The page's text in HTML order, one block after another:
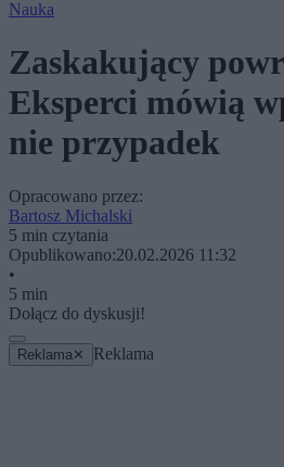
Nauka
Zaskakujący
Eksperci mówią
nie przypadek
Opracowano przez:
Bartosz Michalski
5 min czytania
Opublikowano:20.02.2026 11:32
•
5 min
Dołącz do dyskusji!
Reklama ✕ Reklama